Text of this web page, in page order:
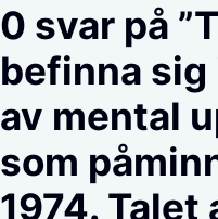
0 svar på
befinna
av mental
som
1974.